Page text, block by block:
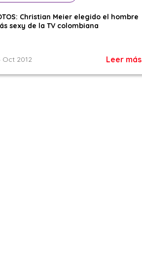
Christian Meier elegido el hombre
sexy de la TV colombiana
Oct 2012 Leer más